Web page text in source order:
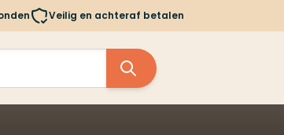
Veilig en achteraf betalen